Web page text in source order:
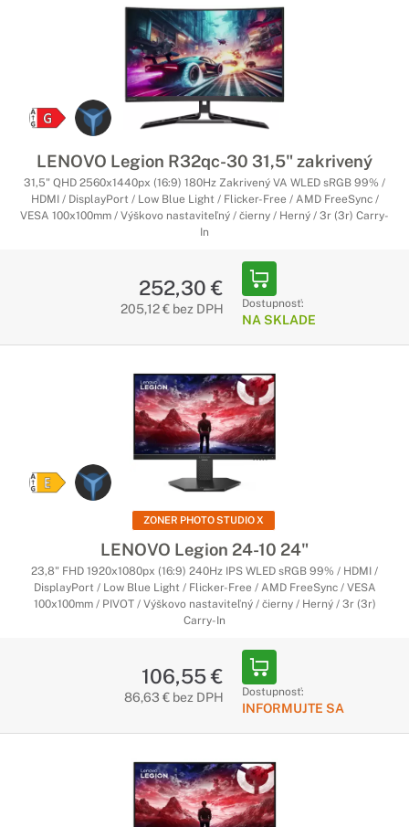
LENOVO Legion R32qc-30 31,5" zakrivený
31,5" QHD 2560x1440px (16:9) 180Hz Zakrivený VA WLED sRGB 99% /
HDMI / DisplayPort / Low Blue Light / Flicker-Free / AMD FreeSync /
VESA 100x100mm / Výškovo nastaviteľný / čierny / Herný / 3r (3r) Carry-
In
252,30 €
205,12 € bez DPH Dostupnosť:
NA SKLADE
ZONER PHOTO STUDIO X
LENOVO Legion 24-10 24"
23,8" FHD 1920x1080px (16:9) 240Hz IPS WLED sRGB 99% / HDMI /
DisplayPort / Low Blue Light / Flicker-Free / AMD FreeSync / VESA
100x100mm / PIVOT / Výškovo nastaviteľný / čierny / Herný / 3r (3r)
Carry-In
106,55 €
86,63 € bez DPH Dostupnosť:
INFORMUJTE SA